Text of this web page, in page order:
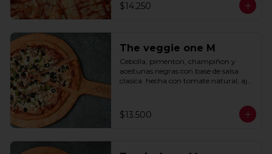
$14.250
The veggie one M
Cebolla, pimenton, champiñon y
aceitunas negras con base de salsa
clasica  hecha con tomate natural, ajo,
$13.500